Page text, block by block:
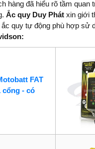
hàng đã hiểu rõ tầm quan
Ắc quy Duy Phát xin giới
quy tự động phù hợp sử
FAT
cổng - có